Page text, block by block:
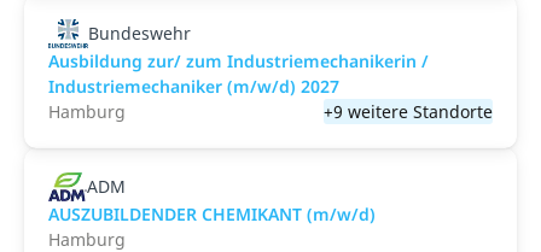
Bundeswehr
Ausbildung zur/ zum Industriemechanikerin /
Industriemechaniker (m/w/d) 2027
Hamburg
+9 weitere Standorte
ADM
AUSZUBILDENDER CHEMIKANT (m/w/d)
Hamburg